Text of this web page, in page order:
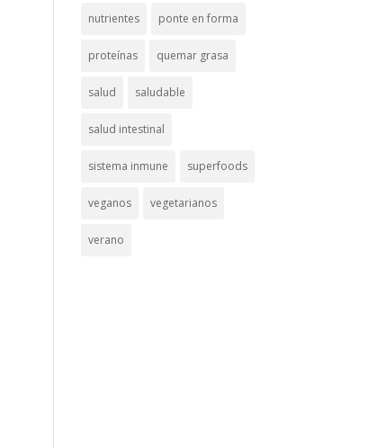
nutrientes ponte en forma
proteínas quemar grasa
salud saludable
salud intestinal
sistema inmune superfoods
veganos vegetarianos
verano